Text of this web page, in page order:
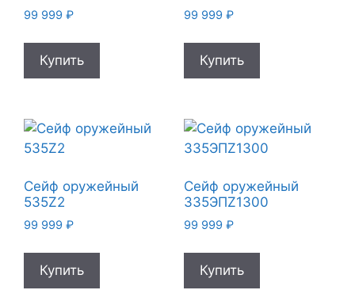
99 999 ₽
Купить
99 999 ₽
Купить
Сейф оружейный
535Z2
99 999 ₽
Купить
Сейф оружейный
335ЭПZ1300
99 999 ₽
Купить